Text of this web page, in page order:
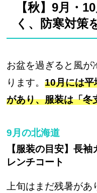
【秋】9月・
く、防寒対策
お盆を過ぎると風が
ります。10月には平
があり、服装は「冬
9月の北海道
【服装の目安】長
レンチコート
上旬はまだ残暑が